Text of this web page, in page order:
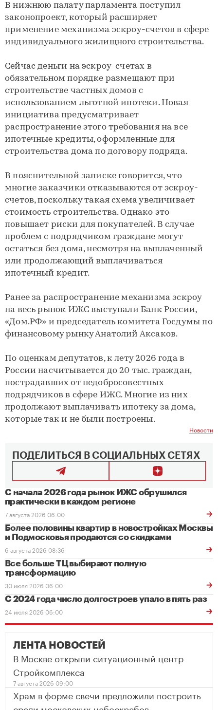
В нижнюю палату парламента поступил
законопроект, который расширяет
применение механизма эскроу-счетов в сфере
индивидуального жилищного строительства.
Сейчас деньги на эскроу-счетах в
обязательном порядке размещают при
строительстве частных домов с
использованием льготной ипотеки. Новая
инициатива предусматривает
распространение этого требования на все
ипотечные кредиты, оформленные для
строительства дома по договору подряда.
В пояснительной записке говорится, что
многие заказчики отказываются от эскроу-
счетов, поскольку такая схема увеличивает
стоимость строительства. Однако это
повышает риски для покупателей. В случае
проблем с подрядчиком граждане могут
остаться без дома, несмотря на выплаченный
или продолжающий выплачиваться
ипотечный кредит.
Ранее за распространение механизма эскроу
на весь рынок ИЖС выступали Банк России,
«Дом.РФ» и председатель комитета Госдумы по
финансовому рынку Анатолий Аксаков.
По оценкам депутатов, к лету 2026 года в
России насчитывается до 20 тыс. граждан,
пострадавших от недобросовестных
подрядчиков в сфере ИЖС. Многие из них
продолжают выплачивать ипотеку за дома,
которые так и не были построены.
Новости
ПОДЕЛИТЬСЯ В СОЦИАЛЬНЫХ СЕТЯХ
С начала 2026 года рынок ИЖС обрушился
практически в каждом регионе
7 августа 2026 06:00
Более половины квартир в новостройках Москвы
и Подмосковья продаются со скидками
6 августа 2026 08:36
Все больше ТЦ выбирают полную
трансформацию
30 июля 2026 06:00
С 2024 года число долгостроев упало в пять раз
24 июля 2026 06:00
ЛЕНТА НОВОСТЕЙ
В Москве открыли ситуационный центр
Стройкомплекса
7 августа 2026 09:00
Храм в форме свечи предложили построить